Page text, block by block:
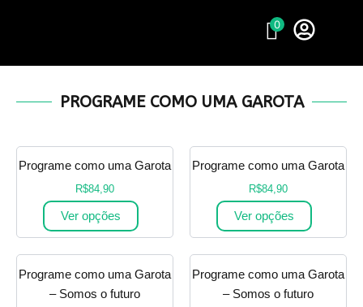
conteúdo
0
PROGRAME COMO UMA GAROTA
Programe como uma Garota
R$84,90
Ver opções
Programe como uma Garota
R$84,90
Ver opções
Programe como uma Garota
– Somos o futuro
Programe como uma Garota
– Somos o futuro